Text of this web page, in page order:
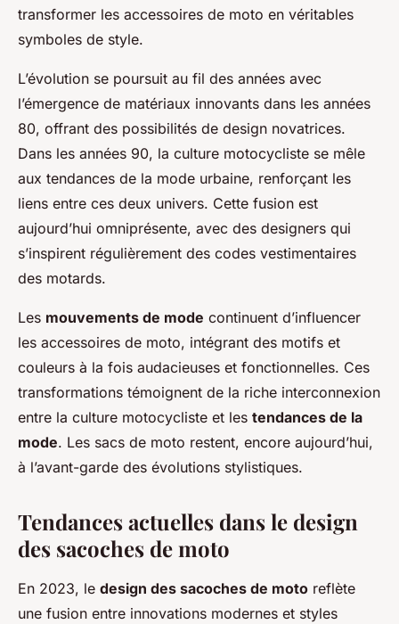
transformer les accessoires de moto en véritables
symboles de style.
L’évolution se poursuit au fil des années avec
l’émergence de matériaux innovants dans les années
80, offrant des possibilités de design novatrices.
Dans les années 90, la culture motocycliste se mêle
aux tendances de la mode urbaine, renforçant les
liens entre ces deux univers. Cette fusion est
aujourd’hui omniprésente, avec des designers qui
s’inspirent régulièrement des codes vestimentaires
des motards.
Les mouvements de mode continuent d’influencer
les accessoires de moto, intégrant des motifs et
couleurs à la fois audacieuses et fonctionnelles. Ces
transformations témoignent de la riche interconnexion
entre la culture motocycliste et les tendances de la
mode. Les sacs de moto restent, encore aujourd’hui,
à l’avant-garde des évolutions stylistiques.
Tendances actuelles dans le design
des sacoches de moto
En 2023, le design des sacoches de moto reflète
une fusion entre innovations modernes et styles